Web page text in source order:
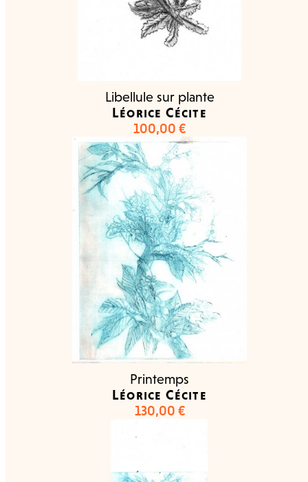
Libellule sur plante
Léorice Cécite
100,00 €
Printemps
Léorice Cécite
130,00 €